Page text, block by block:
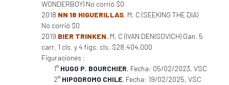
WONDERBOY) No corrió $0
2018 NN 18 HIGUERILLAS, M, C (SEEKING THE DIA)
No corrió $0
2019 BIER TRINKEN, M, C (IVAN DENISOVICH) Gan. 5
carr. 1 cls. y 4 figs. cls. $28.404.000
Figuraciones :
1° HUGO P. BOURCHIER, Fecha: 05/02/2023, VSC
2° HIPODROMO CHILE, Fecha: 19/02/2025, VSC